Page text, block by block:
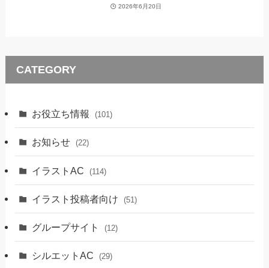
2026年6月20日
CATEGORY
お役立ち情報 (101)
お知らせ (22)
イラストAC (114)
イラスト投稿者向け (51)
グループサイト (12)
シルエットAC (29)